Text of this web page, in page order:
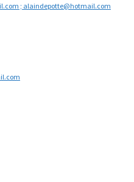
; alaindepotte@hotmail.com